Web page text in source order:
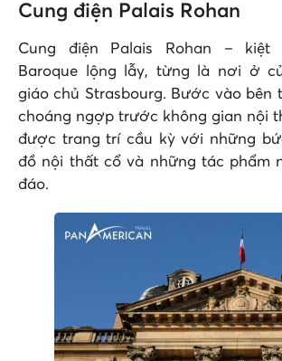
Cung điện Palais Rohan
Cung điện Palais Rohan –
Baroque lộng lẫy, từng là nơi ở
giáo chủ Strasbourg. Bước vào bên
choáng ngợp trước không gian nội
được trang trí cầu kỳ với những
đồ nội thất cổ và những tác phẩm
đáo.